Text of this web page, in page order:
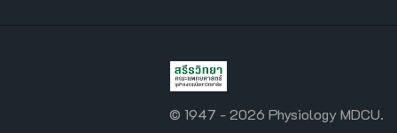
© 1947 - 2026 Physiology MDCU.